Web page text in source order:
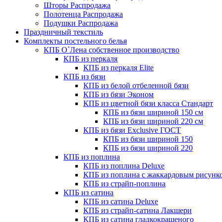
Шторы Распродажа
Полотенца Распродажа
Подушки Распродажа
Праздничный текстиль
Комплекты постельного белья
КПБ О`Лена собственное производство
КПБ из перкаля
КПБ из перкаля Elite
КПБ из бязи
КПБ из белой отбеленной бязи
КПБ из бязи Эконом
КПБ из цветной бязи класса Стандарт
КПБ из бязи шириной 150 см
КПБ из бязи шириной 220 см
КПБ из бязи Exclusive ГОСТ
КПБ из бязи шириной 150
КПБ из бязи шириной 220
КПБ из поплина
КПБ из поплина Deluxe
КПБ из поплина с жаккардовым
КПБ из страйп-поплина
КПБ из сатина
КПБ из сатина Deluxe
КПБ из страйп-сатина Лакшери
КПБ из сатина гладкокрашеного